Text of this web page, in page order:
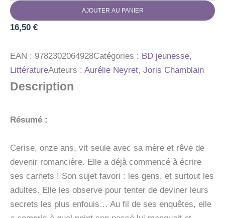
LES
CARNETS
DE
-
DES
PREMIERES
NEIGES
AJOUTER AU PANIER
16,50 €
EAN : 9782302064928Catégories : BD jeunesse,
LittératureAuteurs : Aurélie Neyret, Joris Chamblain
Description
Résumé :
Cerise, onze ans, vit seule avec sa mère et rêve de
devenir romancière. Elle a déjà commencé à écrire
ses carnets ! Son sujet favori : les gens, et surtout les
adultes. Elle les observe pour tenter de deviner leurs
secrets les plus enfouis… Au fil de ses enquêtes, elle